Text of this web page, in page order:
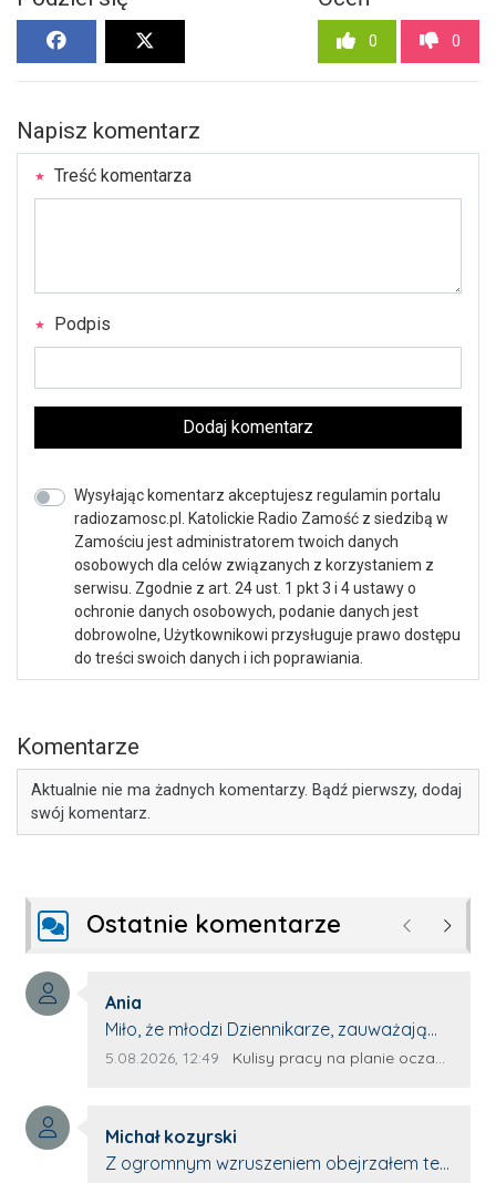
0 0
Napisz komentarz
Treść komentarza
Podpis
Dodaj komentarz
Wysyłając komentarz akceptujesz regulamin portalu
radiozamosc.pl. Katolickie Radio Zamość z siedzibą w
Zamościu jest administratorem twoich danych
osobowych dla celów związanych z korzystaniem z
serwisu. Zgodnie z art. 24 ust. 1 pkt 3 i 4 ustawy o
ochronie danych osobowych, podanie danych jest
dobrowolne, Użytkownikowi przysługuje prawo dostępu
do treści swoich danych i ich poprawiania.
Komentarze
Aktualnie nie ma żadnych komentarzy. Bądź pierwszy, dodaj
swój komentarz.
Ostatnie komentarze Poprzednie
Autor komentarza:
Ania
Treść komentarza:
Miło, że młodzi Dziennikarze, zauważają
młode talenty, które dopiero wkraczają
z nim wywiad, który przeprowadzi Pan
Artur.
Data dodania komentarza:
5.08.2026, 12:49 Źródło komentarza:
Kulisy pracy na planie oczami młodego filmowca
Autor komentarza:
Michał kozyrski
Treść komentarza:
Z ogromnym wzruszeniem obejrzałem ten